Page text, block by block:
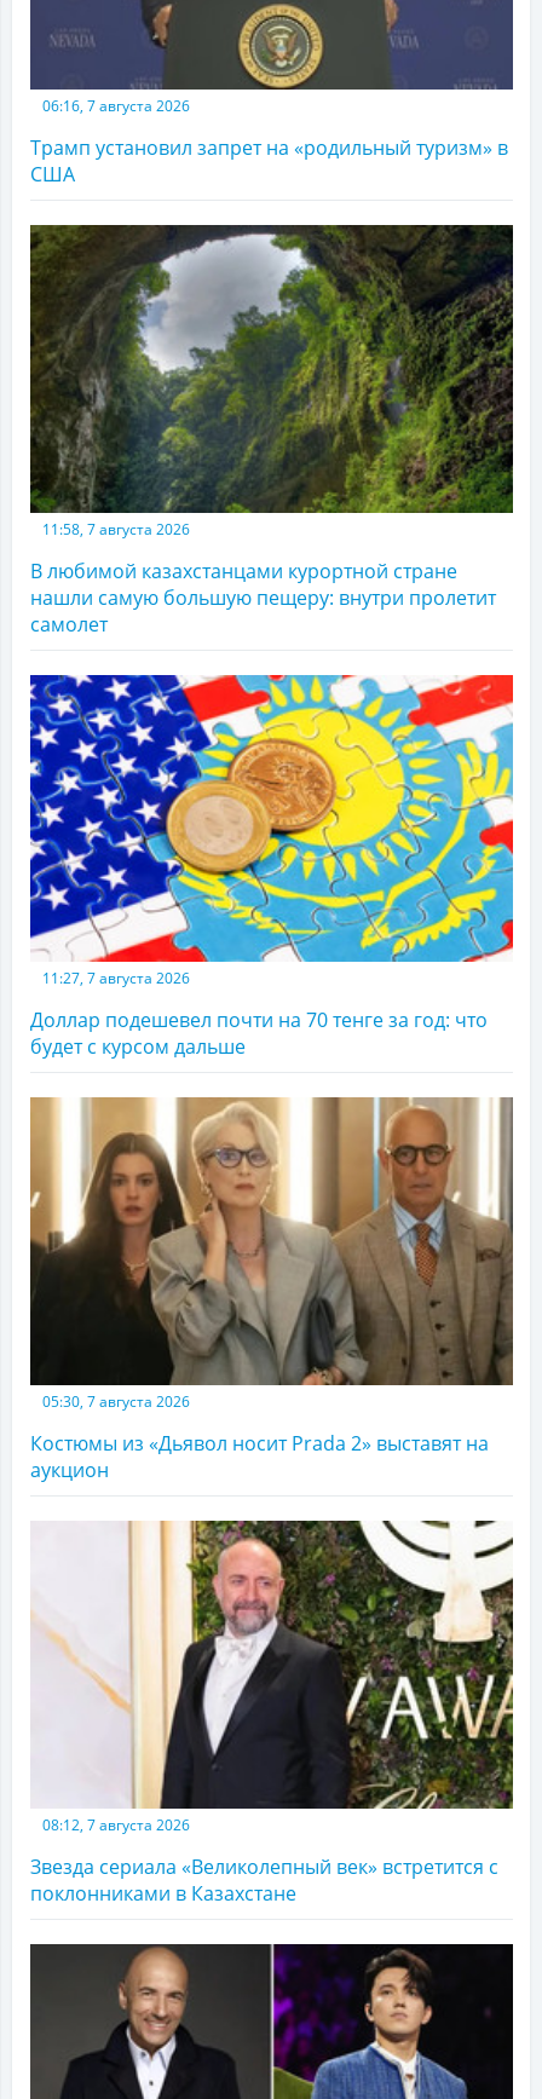
06:16, 7 августа 2026
Трамп установил запрет на «родильный туризм» в
США
11:58, 7 августа 2026
В любимой казахстанцами курортной стране
нашли самую большую пещеру: внутри пролетит
самолет
11:27, 7 августа 2026
Доллар подешевел почти на 70 тенге за год: что
будет с курсом дальше
05:30, 7 августа 2026
Костюмы из «Дьявол носит Prada 2» выставят на
аукцион
08:12, 7 августа 2026
Звезда сериала «Великолепный век» встретится с
поклонниками в Казахстане